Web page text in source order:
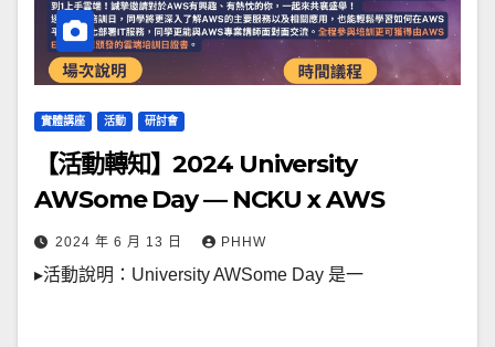
實體講座 活動 研討會
【活動轉知】2024 University
AWSome Day — NCKU x AWS
2024 年 6 月 13 日 PHHW
▸活動說明：University AWSome Day 是一